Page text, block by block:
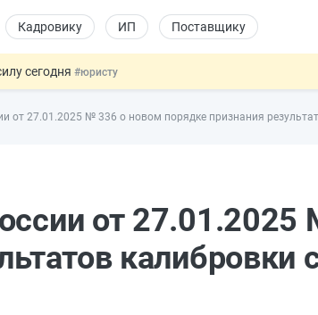
Кадровику ИП Поставщику
сегодня #юристу
РФ#кадровику
и ГПХ-отношений
от 27.01.2025 № 336 о новом порядке признания
от
калибровки